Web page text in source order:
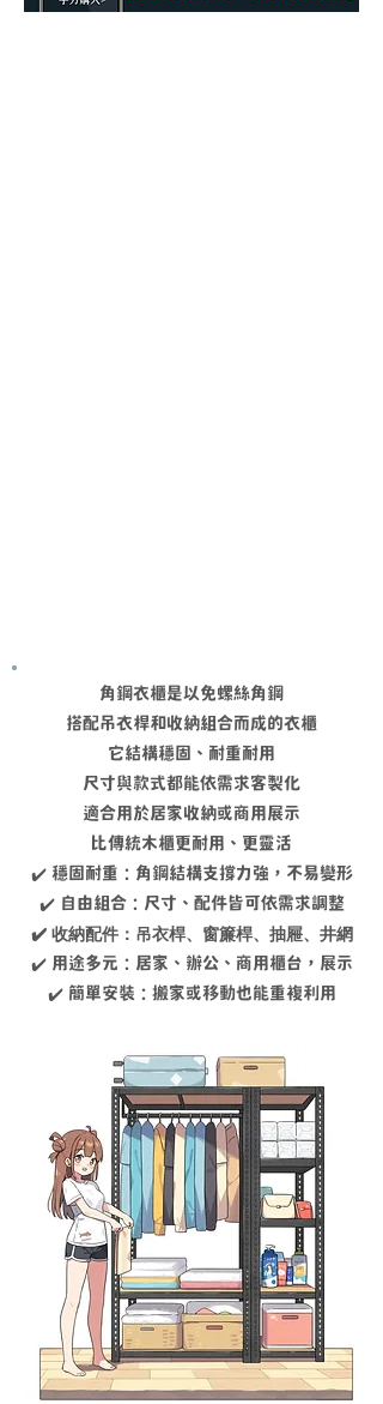
角鋼衣櫃是以免螺絲角鋼
搭配吊衣桿和收納組合而成的衣櫃
它結構穩固、耐重耐用
尺寸與款式都能依需求客製化
適合用於居家收納或商用展示
比傳統木櫃更耐用、更靈活
✔️ 穩固耐重：角鋼結構支撐力強，不易變形
✔️ 自由組合：尺寸、配件皆可依需求調整
✔️ 收納配件：吊衣桿、窗簾桿、抽屜、井網
✔️ 用途多元：居家、辦公、商用櫃台，展示
✔️ 簡單安裝：搬家或移動也能重複利用